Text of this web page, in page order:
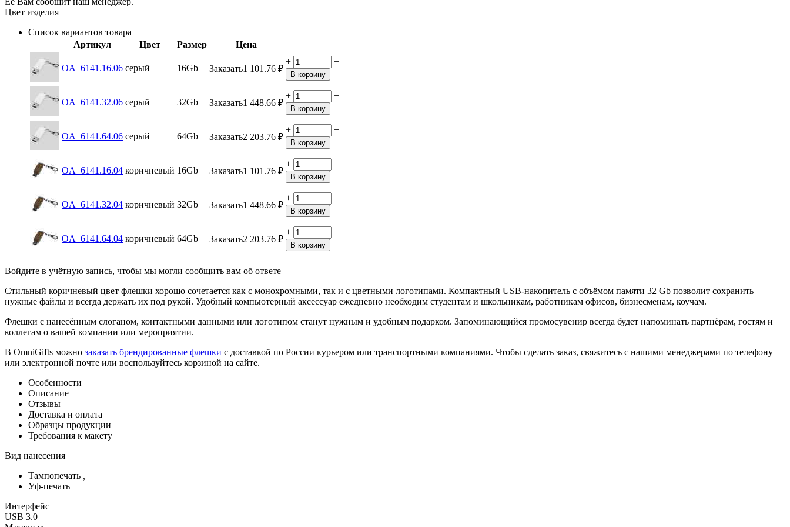
Цвет изделия
Список вариантов товара
Артикул
Цвет Размер Цена
OA_6141.16.06 серый 16Gb Заказать1 101.76 ₽
+ −
В корзину
OA_6141.32.06 серый 32Gb Заказать1 448.66 ₽
+ −
В корзину
OA_6141.64.06 серый 64Gb Заказать2 203.76 ₽
+ −
В корзину
OA_6141.16.04 коричневый 16Gb Заказать1 101.76 ₽
+ −
В корзину
OA_6141.32.04 коричневый 32Gb Заказать1 448.66 ₽
+ −
В корзину
OA_6141.64.04 коричневый 64Gb Заказать2 203.76 ₽
+ −
В корзину
Войдите в учётную запись, чтобы мы могли сообщить вам об ответе
Стильный коричневый цвет флешки хорошо сочетается как с монохромными, так и с цветными логотипами. Компактный USB-накопитель с объёмом памяти 32 Gb позволит сохранить
нужные файлы и всегда держать их под рукой. Удобный компьютерный аксессуар ежедневно необходим студентам и школьникам, работникам офисов, бизнесменам, коучам.
Флешки с нанесённым слоганом, контактными данными или логотипом станут нужным и удобным подарком. Запоминающийся промосувенир всегда будет напоминать партнёрам, гостям и
коллегам о вашей компании или мероприятии.
В OmniGifts можно заказать брендированные флешки с доставкой по России курьером или транспортными компаниями. Чтобы сделать заказ, свяжитесь с нашими менеджерами по телефону
или электронной почте или воспользуйтесь корзиной на сайте.
Особенности
Описание
Отзывы
Доставка и оплата
Образцы продукции
Требования к макету
Вид нанесения
Тампопечать
Уф-печать
Интерфейс
USB 3.0